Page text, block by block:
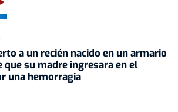
a un recién nacido en un armario
que su madre ingresara en el
una hemorragia